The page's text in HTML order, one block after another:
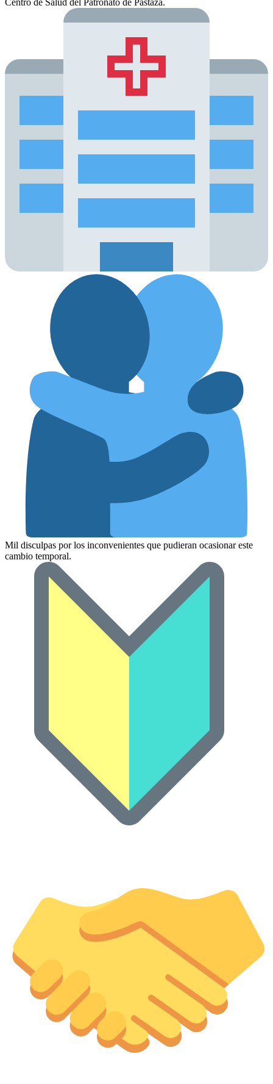
Mil disculpas por los inconvenientes que pudieran ocasionar este
cambio temporal.